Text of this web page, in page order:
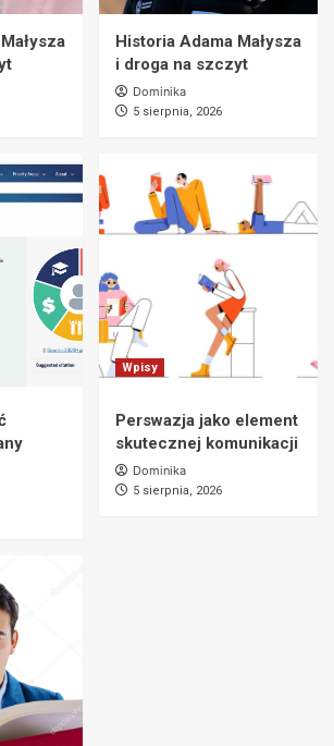
Historia Adama Małysza
i droga na szczyt
Dominika
5 sierpnia, 2026
Wpisy
Perswazja jako element
skutecznej komunikacji
Dominika
5 sierpnia, 2026